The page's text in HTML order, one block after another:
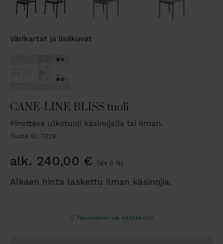
Värikartat ja lisäkuvat
CANE-LINE BLISS tuoli
Pinottava ulkotuoli käsinojalla tai ilman.
Tuote ID: 7026
alk. 240,00 € (alv 0 %)
Alkaen hinta laskettu ilman käsinojia.
Tarjouskori vai ostoskori?